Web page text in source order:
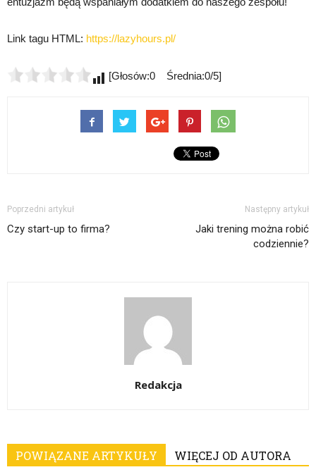
Link tagu HTML: https://lazyhours.pl/
[Głosów:0 Średnia:0/5]
Poprzedni artykuł
Czy start-up to firma?
Następny artykuł
Jaki trening można robić
codziennie?
Redakcja
POWIĄZANE ARTYKUŁY WIĘCEJ OD AUTORA